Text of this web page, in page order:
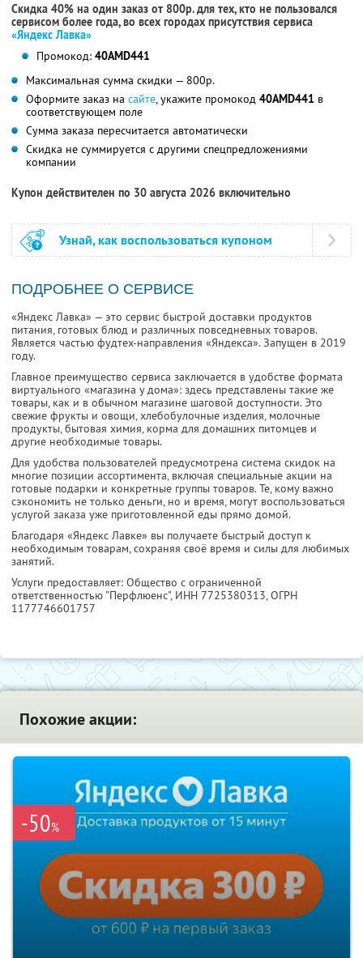
Скидка 40% на один заказ от 800р. для тех, кто не пользовался
сервисом более года, во всех городах присутствия сервиса
«Яндекс Лавка»
Промокод: 40AMD441
Максимальная сумма скидки — 800р.
Оформите заказ на сайте, укажите промокод 40AMD441 в
соответствующем поле
Сумма заказа пересчитается автоматически
Скидка не суммируется с другими спецпредложениями
компании
Купон действителен по 30 августа 2026 включительно
Узнай, как воспользоваться купоном
ПОДРОБНЕЕ О СЕРВИСЕ
«Яндекс Лавка» — это сервис быстрой доставки продуктов
питания, готовых блюд и различных повседневных товаров.
Является частью фудтех-направления «Яндекса». Запущен в 2019
году.
Главное преимущество сервиса заключается в удобстве формата
виртуального «магазина у дома»: здесь представлены такие же
товары, как и в обычном магазине шаговой доступности. Это
свежие фрукты и овощи, хлебобулочные изделия, молочные
продукты, бытовая химия, корма для домашних питомцев и
другие необходимые товары.
Для удобства пользователей предусмотрена система скидок на
многие позиции ассортимента, включая специальные акции на
готовые подарки и конкретные группы товаров. Те, кому важно
сэкономить не только деньги, но и время, могут воспользоваться
услугой заказа уже приготовленной еды прямо домой.
Благодаря «Яндекс Лавке» вы получаете быстрый доступ к
необходимым товарам, сохраняя своё время и силы для любимых
занятий.
Услуги предоставляет: Общество с ограниченной
ответственностью "Перфлюенс", ИНН 7725380313, ОГРН
1177746601757
Похожие акции:
-50%